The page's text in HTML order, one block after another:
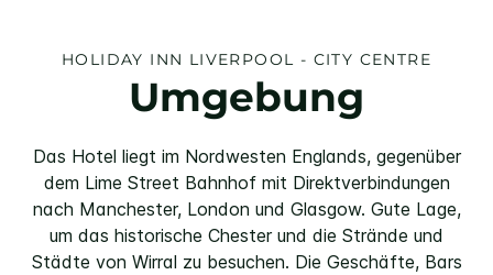
HOLIDAY INN LIVERPOOL - CITY CENTRE
Umgebung
Das Hotel liegt im Nordwesten Englands, gegenüber
dem Lime Street Bahnhof mit Direktverbindungen
nach Manchester, London und Glasgow. Gute Lage,
um das historische Chester und die Strände und
Städte von Wirral zu besuchen. Die Geschäfte, Bars